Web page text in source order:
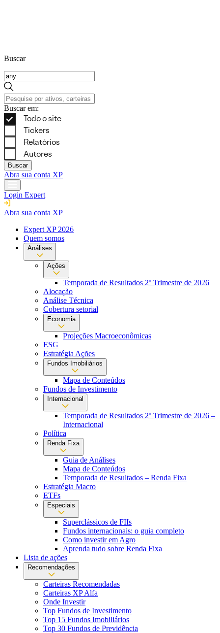
Buscar
Buscar em:
Buscar
Abra sua conta XP
Login Expert
Abra sua conta XP
Expert XP 2026
Quem somos
Análises
Ações
Temporada de Resultados 2º Trimestre de 2026
Alocação
Análise Técnica
Cobertura setorial
Economia
Projeções Macroeconômicas
ESG
Estratégia Ações
Fundos Imobiliários
Mapa de Conteúdos
Fundos de Investimento
Internacional
Temporada de Resultados 2º Trimestre de 2026 –
Internacional
Política
Renda Fixa
Guia de Análises
Mapa de Conteúdos
Temporada de Resultados – Renda Fixa
Estratégia Macro
ETFs
Especiais
Superclássicos de FIIs
Fundos internacionais: o guia completo
Como investir em Agro
Aprenda tudo sobre Renda Fixa
Lista de ações
Recomendações
Carteiras Recomendadas
Carteiras XP Alfa
Onde Investir
Top Fundos de Investimento
Top 15 Fundos Imobiliários
Top 30 Fundos de Previdência